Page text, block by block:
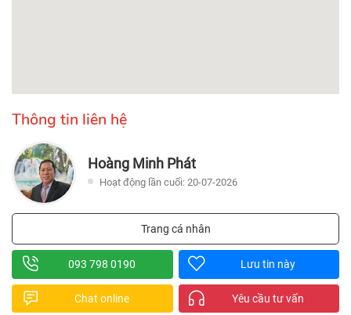
Thông tin liên hệ
Hoàng Minh Phát
Hoạt động lần cuối: 20-07-2026
Trang cá nhân
093 798 0190 Lưu tin này
Chat online Yêu cầu tư vấn